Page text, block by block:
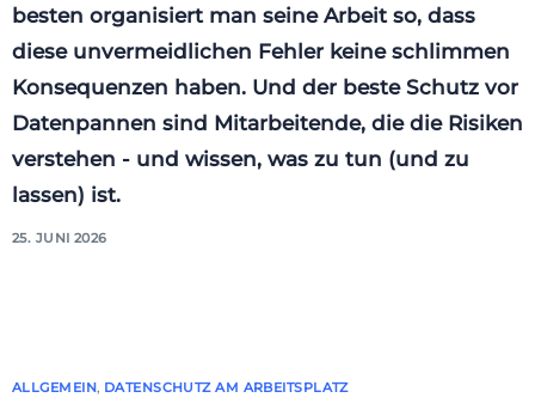
besten organisiert man seine Arbeit so, dass
diese unvermeidlichen Fehler keine schlimmen
Konsequenzen haben. Und der beste Schutz vor
Datenpannen sind Mitarbeitende, die die Risiken
verstehen - und wissen, was zu tun (und zu
lassen) ist.
25. JUNI 2026
ALLGEMEIN, DATENSCHUTZ AM ARBEITSPLATZ